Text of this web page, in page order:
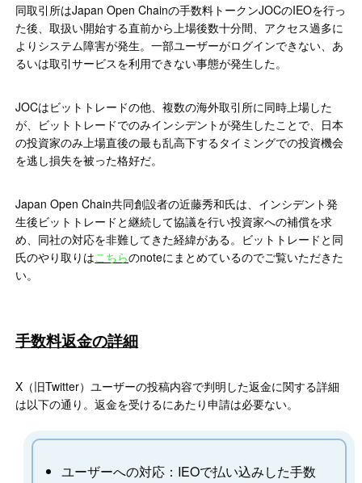
同取引所はJapan Open Chainの手数料トークンJOCのIEOを行っ
た後、取扱い開始する直前から上場後数十分間、アクセス過多に
よりシステム障害が発生。一部ユーザーがログインできない、あ
るいは取引サービスを利用できない事態が発生した。
JOCはビットトレードの他、複数の海外取引所に同時上場した
が、ビットトレードでのみインシデントが発生したことで、日本
の投資家のみ上場直後の最も乱高下するタイミングでの投資機会
を逃し損失を被った格好だ。
Japan Open Chain共同創設者の近藤秀和氏は、インシデント発
生後ビットトレードと継続して協議を行い投資家への補償を求
め、同社の対応を非難してきた経緯がある。ビットトレードと同
氏のやり取りはこちらのnoteにまとめているのでご覧いただきた
い。
手数料返金の詳細
X（旧Twitter）ユーザーの投稿内容で判明した返金に関する詳細
は以下の通り。返金を受けるにあたり申請は必要ない。
ユーザーへの対応：IEOで払い込みした手数